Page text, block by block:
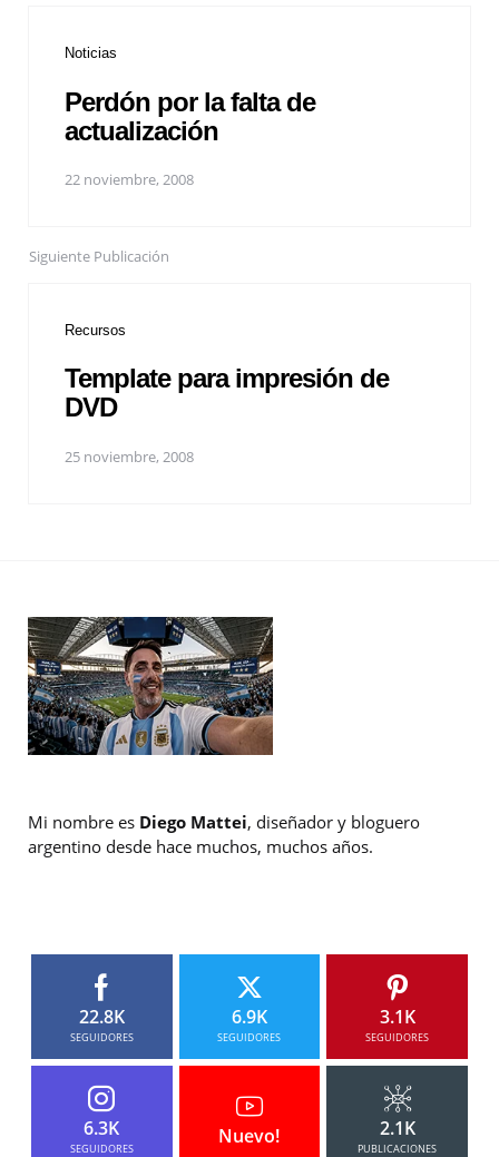
Noticias
Perdón por la falta de
actualización
22 noviembre, 2008
Siguiente Publicación
Recursos
Template para impresión de
DVD
25 noviembre, 2008
Mi nombre es Diego Mattei, diseñador y bloguero
argentino desde hace muchos, muchos años.
22.8K
SEGUIDORES
6.9K
SEGUIDORES
3.1K
SEGUIDORES
6.3K
SEGUIDORES
Nuevo! 2.1K
PUBLICACIONES